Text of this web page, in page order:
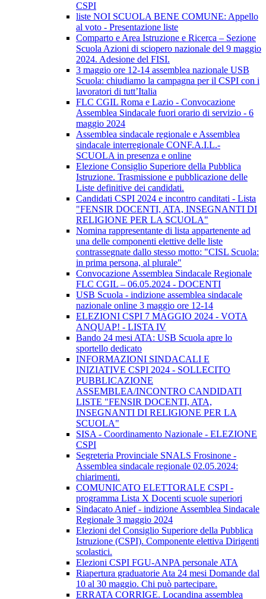
CSPI
liste NOI SCUOLA BENE COMUNE: Appello
al voto - Presentazione liste
Comparto e Area Istruzione e Ricerca – Sezione
Scuola Azioni di sciopero nazionale del 9 maggio
2024. Adesione del FISI.
3 maggio ore 12-14 assemblea nazionale USB
Scuola: chiudiamo la campagna per il CSPI con i
lavoratori di tutt’Italia
FLC CGIL Roma e Lazio - Convocazione
Assemblea Sindacale fuori orario di servizio - 6
maggio 2024
Assemblea sindacale regionale e Assemblea
sindacale interregionale CONF.A.I.L.-
SCUOLA in presenza e online
Elezione Consiglio Superiore della Pubblica
Istruzione. Trasmissione e pubblicazione delle
Liste definitive dei candidati.
Candidati CSPI 2024 e incontro canditati - Lista
"FENSIR DOCENTI, ATA, INSEGNANTI DI
RELIGIONE PER LA SCUOLA"
Nomina rappresentante di lista appartenente ad
una delle componenti elettive delle liste
contrassegnate dallo stesso motto: "CISL Scuola:
in prima persona, al plurale"
Convocazione Assemblea Sindacale Regionale
FLC CGIL – 06.05.2024 - DOCENTI
USB Scuola - indizione assemblea sindacale
nazionale online 3 maggio ore 12-14
ELEZIONI CSPI 7 MAGGIO 2024 - VOTA
ANQUAP! - LISTA IV
Bando 24 mesi ATA: USB Scuola apre lo
sportello dedicato
INFORMAZIONI SINDACALI E
INIZIATIVE CSPI 2024 - SOLLECITO
PUBBLICAZIONE
ASSEMBLEA/INCONTRO CANDIDATI
LISTE "FENSIR DOCENTI, ATA,
INSEGNANTI DI RELIGIONE PER LA
SCUOLA"
SISA - Coordinamento Nazionale - ELEZIONE
CSPI
Segreteria Provinciale SNALS Frosinone -
Assemblea sindacale regionale 02.05.2024:
chiarimenti.
COMUNICATO ELETTORALE CSPI -
programma Lista X Docenti scuole superiori
Sindacato Anief - indizione Assemblea Sindacale
Regionale 3 maggio 2024
Elezioni del Consiglio Superiore della Pubblica
Istruzione (CSPI). Componente elettiva Dirigenti
scolastici.
Elezioni CSPI FGU-ANPA personale ATA
Riapertura graduatorie Ata 24 mesi Domande dal
10 al 30 maggio. Chi può partecipare.
ERRATA CORRIGE. Locandina assemblea